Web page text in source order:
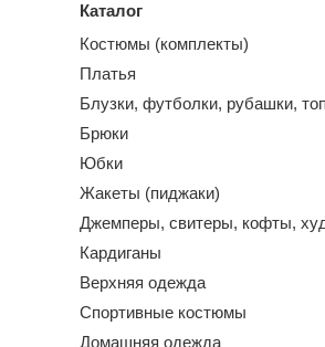
Каталог
Костюмы (комплекты)
Платья
Блузки, футболки, рубашки,
Брюки
Юбки
Жакеты (пиджаки)
Джемперы, свитеры, кофты,
Кардиганы
Верхняя одежда
Спортивные костюмы
Домашняя одежда